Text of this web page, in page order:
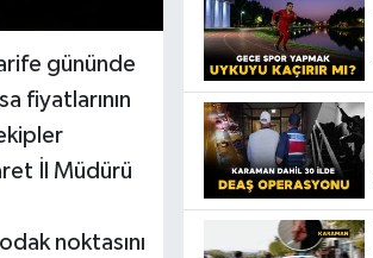
gününde
fiyatlarının
İl Müdürü
noktasını